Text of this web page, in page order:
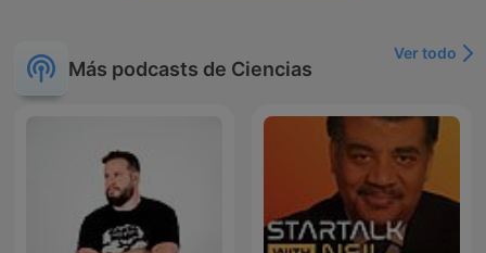
Más podcasts de Ciencias
Ver todo